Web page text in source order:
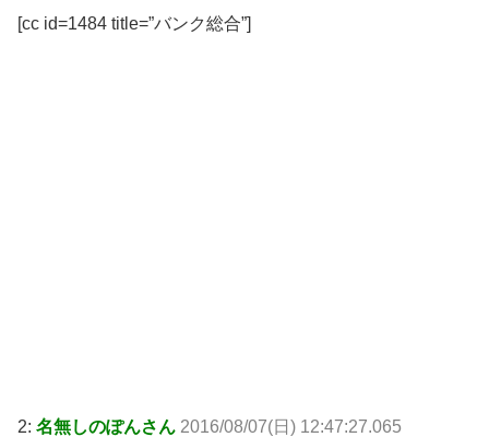
[cc id=1484 title=”バンク総合”]
2: 名無しのぽんさん 2016/08/07(日) 12:47:27.065